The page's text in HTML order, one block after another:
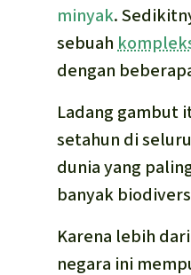
minyak.
sebuah
dengan
Ladang gambut
setahun di
dunia yang
banyak
Karena lebih
negara ini